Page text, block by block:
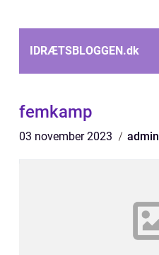
IDRÆTSBLOGGEN.dk
femkamp
03 november 2023 admin